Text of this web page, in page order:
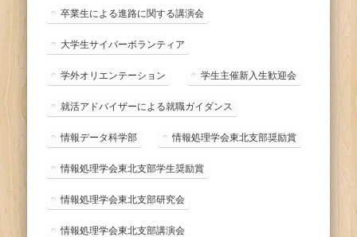
卒業生による進路に関する講演会
大学生サイバーボランティア
学外オリエンテーション 学生主催新入生歓迎会
就活アドバイザーによる就職ガイダンス
情報データ科学部 情報処理学会東北支部奨励賞
情報処理学会東北支部学生奨励賞
情報処理学会東北支部研究会
情報処理学会東北支部講演会